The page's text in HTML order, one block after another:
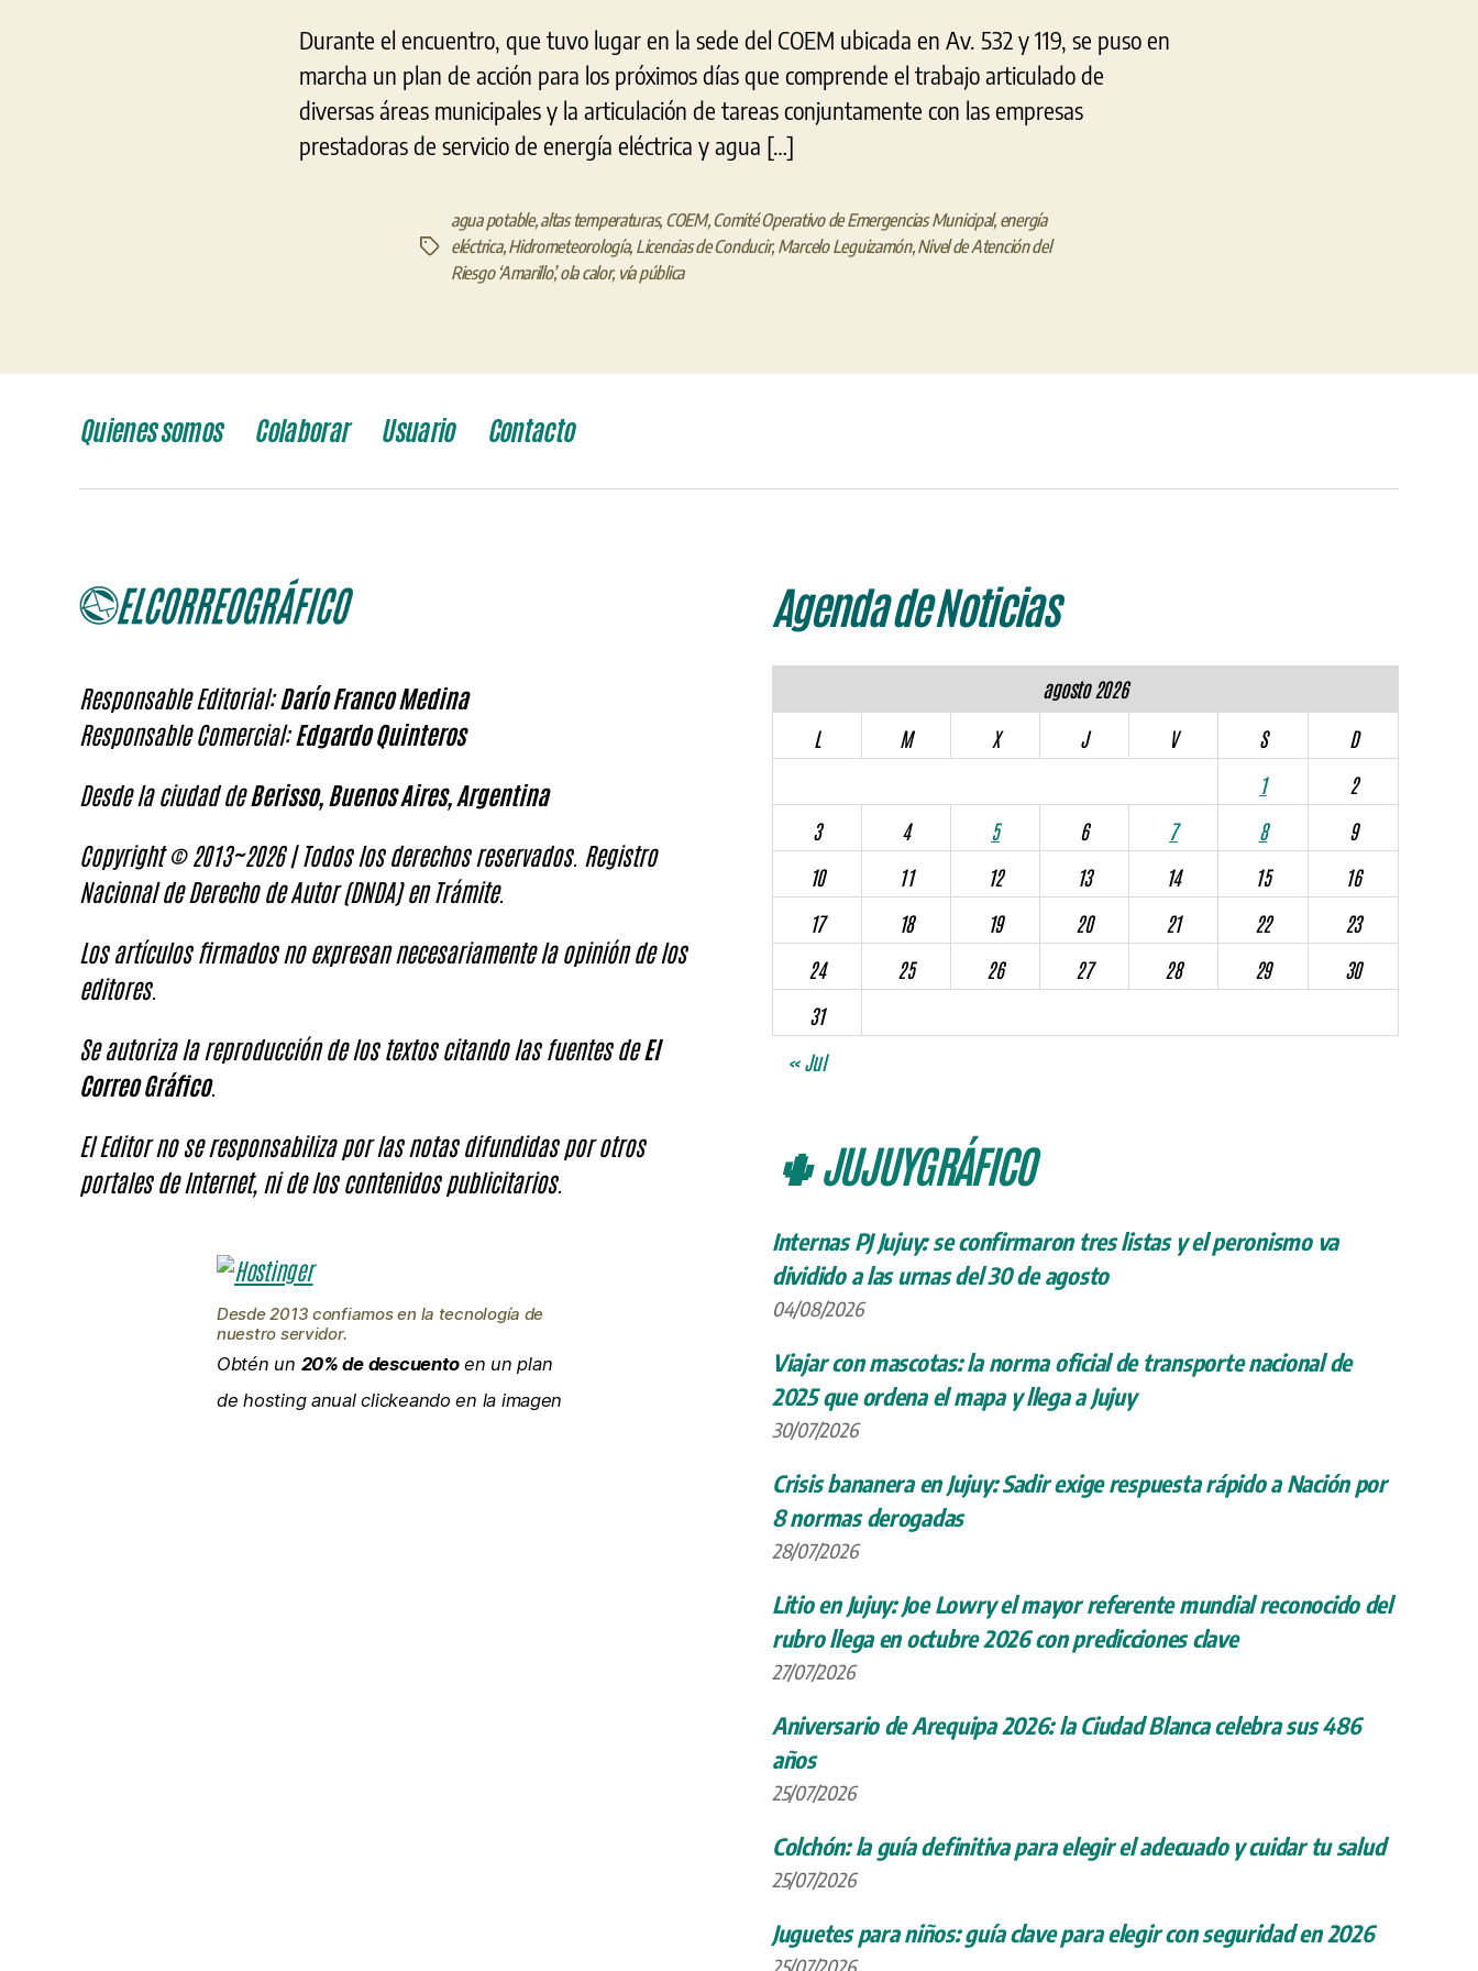
Durante el encuentro, que tuvo lugar en la sede del COEM ubicada en Av. 532 y 119, se puso en
marcha un plan de acción para los próximos días que comprende el trabajo articulado de
diversas áreas municipales y la articulación de tareas conjuntamente con las empresas
prestadoras de servicio de energía eléctrica y agua […]
Etiquetas
agua potable,altas temperaturas, COEM,Comité Operativo de Emergencias Municipal, energía
eléctrica,Hidrometeorología, Licencias de Conducir,Marcelo Leguizamón,Nivel de Atención del
Riesgo ‘Amarillo’,ola calor, vía pública
Quienes somos Colaborar Usuario Contacto
Responsable Editorial:Darío Franco Medina
Responsable Comercial:Edgardo Quinteros
Desde la ciudad deBerisso, Buenos Aires, Argentina
Copyright © 2013~2026 | Todos los derechos reservados. Registro
Nacional de Derecho de Autor (DNDA) en Trámite.
Los artículos firmados no expresan necesariamente la opinión de los
editores.
Se autoriza la reproducción de los textos citando las fuentes deEl
Correo Gráfico.
El Editor no se responsabiliza por las notas difundidas por otros
portales de Internet, ni de los contenidos publicitarios.
Desde 2013 confiamos en la tecnología de
nuestro servidor.
Obtén un 20% de descuentoen un plan
de hosting anual clickeando en la imagen
Agenda de Noticias
agosto 2026
L
M X J V S
D
1
2
3
4 5 6 7 8
9
10
11 12 13 14 15
16
17
18 19 20 21 22
23
24
25 26 27 28 29
30
31
« Jul
🌵 JUJUYGRÁFICO
Internas PJ Jujuy: se confirmaron tres listas y el peronismo va
dividido a las urnas del 30 de agosto
04/08/2026
Viajar con mascotas: la norma oficial de transporte nacional de
2025 que ordena el mapa y llega a Jujuy
30/07/2026
Crisis bananera en Jujuy: Sadir exige respuesta rápido a Nación por
8 normas derogadas
28/07/2026
Litio en Jujuy: Joe Lowry el mayor referente mundial reconocido del
rubro llega en octubre 2026 con predicciones clave
27/07/2026
Aniversario de Arequipa 2026: la Ciudad Blanca celebra sus 486
años
25/07/2026
Colchón: la guía definitiva para elegir el adecuado y cuidar tu salud
25/07/2026
Juguetes para niños: guía clave para elegir con seguridad en 2026
25/07/2026